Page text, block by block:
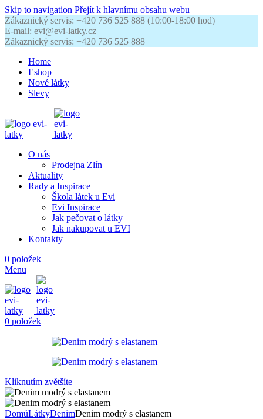
Skip to navigation Přejít k hlavnímu obsahu webu
Zákaznický servis: +420 736 525 888 (10:00-18:00 hod)
E-mail: evi@evi-latky.cz
Zákaznický servis: +420 736 525 888
Home
Eshop
Nové látky
Slevy
O nás
Prodejna Zlín
Aktuality
Rady a Inspirace
Škola látek u Evi
Evi Inspirace
Jak pečovat o látky
Jak nakupovat u EVI
Kontakty
0 položek
Menu
0 položek
Kliknutím zvětšíte
DomůLátkyDenimDenim modrý s elastanem